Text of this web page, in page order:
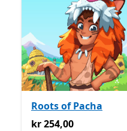
Roots of Pacha
kr 254,00
kr 254,00